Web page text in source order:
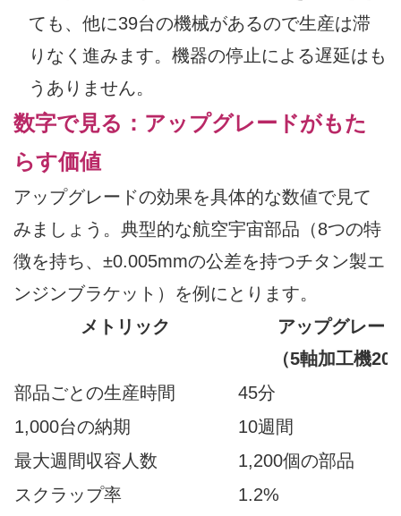
ても、他に39台の機械があるので生産は滞
りなく進みます。機器の停止による遅延はも
うありません。
数字で見る：アップグレードがもた
らす価値
アップグレードの効果を具体的な数値で見て
みましょう。典型的な航空宇宙部品（8つの特
徴を持ち、±0.005mmの公差を持つチタン製エ
ンジンブラケット）を例にとります。
メトリック
アップグレー
（5軸加工機20
部品ごとの生産時間
45分
1,000台の納期
10週間
最大週間収容人数
1,200個の部品
スクラップ率
1.2%